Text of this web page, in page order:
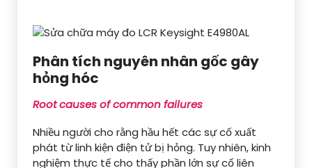
Phân tích nguyên nhân gốc gây
hỏng hóc
Root causes of common failures
Nhiều người cho rằng hầu hết các sự cố xuất
phát từ linh kiện điện tử bị hỏng. Tuy nhiên, kinh
nghiệm thực tế cho thấy phần lớn sự cố liên